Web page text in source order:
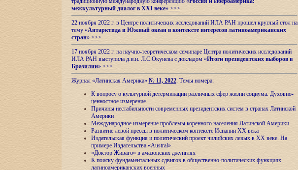
межкультурный диалог в XXI веке» >>>
22 ноября 2022 г. в Центре политических исследований ИЛА РАН прошел круглый стол на
тему «Антарктида и Южный океан в контексте интересов латиноамериканских
стран» >>>
17 ноября 2022 г. на научно-теоретическом семинаре Центра политических исследований
ИЛА РАН выступила д.и.н. Л.С.Окунева с докладом «Итоги президентских выборов в
Бразилии» >>>
Журнал «Латинская Америка» № 11, 2022. Темы номера:
К вопросу о культурной детерминации различных сфер жизни социума. Духовно-
ценностное измерение
Причины нестабильности современных президентских систем в странах Латинской
Америки
Международное измерение проблемы коренного населения Латинской Америки
Развитие левой прессы в политическом контексте Испании XX века
Издательская функция и политический проект чилийских левых в XX веке. На
примере Издательства «Austral»
«Доктор Живаго» в амазонских джунглях
К поиску фундаментальных сдвигов в общественно-политических функциях
латиноамериканских военных